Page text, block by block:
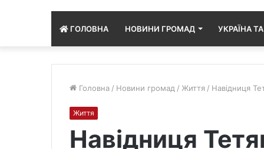
ГОЛОВНА НОВИНИ ГРОМАД УКРАЇНА
Головна / Новини громад / Життя / Навідниця
Життя
Навідниця